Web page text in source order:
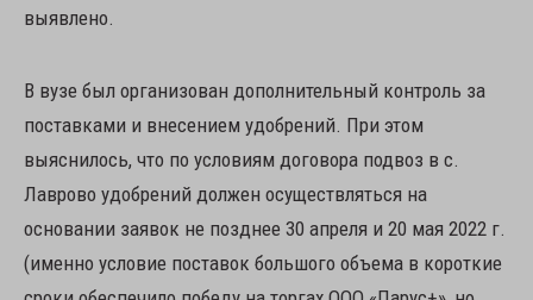
выявлено.
В вузе был организован дополнительный контроль за
поставками и внесением удобрений. При этом
выяснилось, что по условиям договора подвоз в с.
Лаврово удобрений должен осуществляться на
основании заявок не позднее 30 апреля и 20 мая 2022 г.
(именно условие поставок большого объема в короткие